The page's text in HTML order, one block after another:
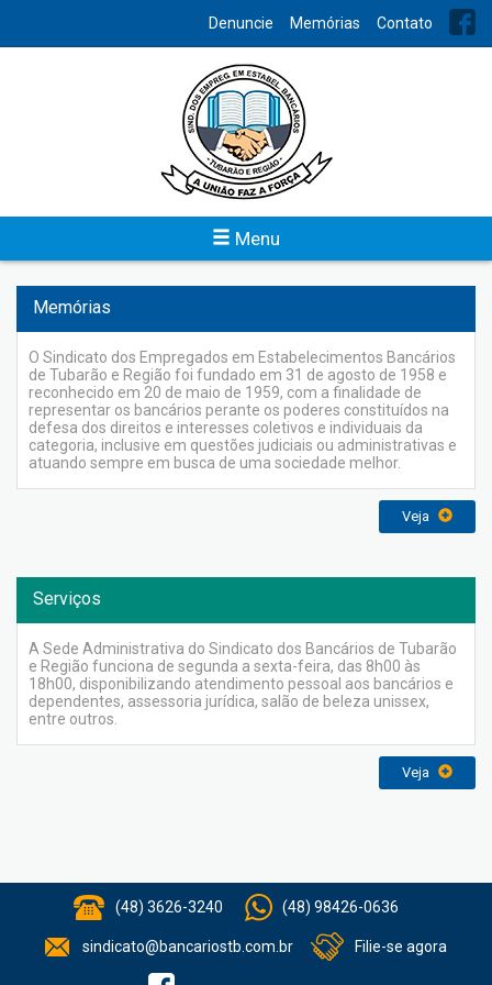
Denuncie Memórias Contato
Menu
Acordo Coletivos
No intuito de facilitar o acesso aos Acordos
Coletivos/Convenções Coletivas o Sindicato dos Bancários de
Tubarão e Região os disponibilizam por meio digital.
Memórias
O Sindicato dos Empregados em Estabelecimentos Bancários
de Tubarão e Região foi fundado em 31 de agosto de 1958 e
reconhecido em 20 de maio de 1959, com a finalidade de
representar os bancários perante os poderes constituídos na
defesa dos direitos e interesses coletivos e individuais da
categoria, inclusive em questões judiciais ou administrativas e
atuando sempre em busca de uma sociedade melhor.
Veja
Serviços
A Sede Administrativa do Sindicato dos Bancários de Tubarão
e Região funciona de segunda a sexta-feira, das 8h00 às
18h00, disponibilizando atendimento pessoal aos bancários e
dependentes, assessoria jurídica, salão de beleza unissex,
entre outros.
Veja
(48) 3626-3240 (48) 98426-0636
sindicato@bancariostb.com.br Filie-se agora